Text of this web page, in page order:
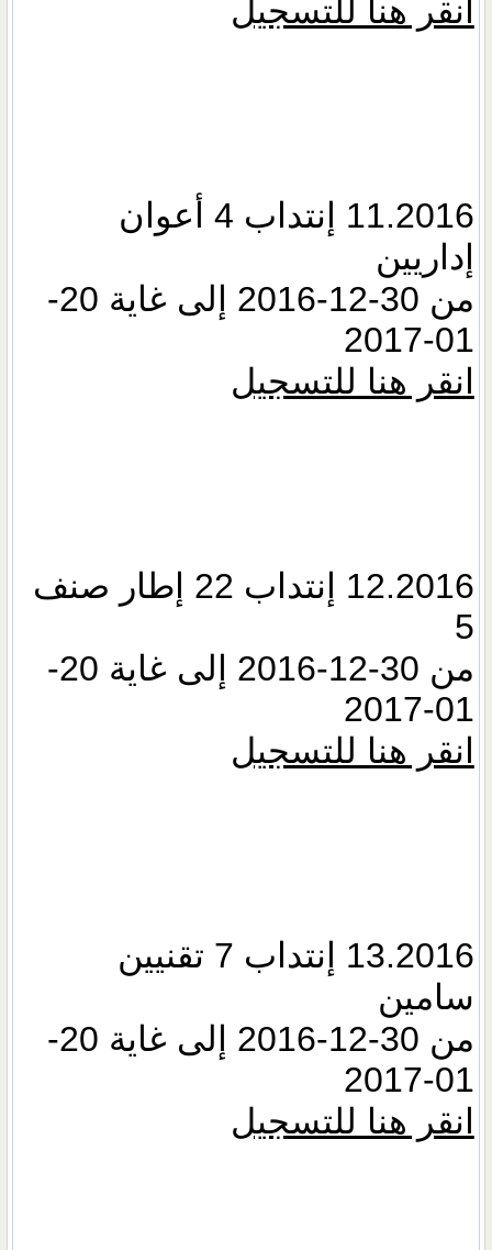
انقر هنا للتسجيل
11.2016 إنتداب 4 أعوان
إداريين
من 30-12-2016 إلى غاية 20-
01-2017
انقر هنا للتسجيل
12.2016 إنتداب 22 إطار صنف
5
من 30-12-2016 إلى غاية 20-
01-2017
انقر هنا للتسجيل
13.2016 إنتداب 7 تقنيين
سامين
من 30-12-2016 إلى غاية 20-
01-2017
انقر هنا للتسجيل